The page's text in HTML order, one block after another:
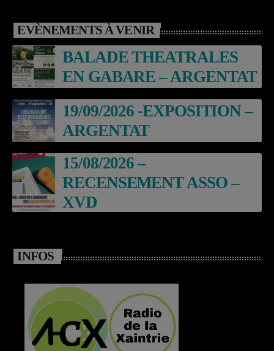
EVÈNEMENTS À VENIR
BALADE THEATRALES
EN GABARE – ARGENTAT
19/09/2026 -EXPOSITION –
ARGENTAT
15/08/2026 –
RECENSEMENT ASSO –
XVD
INFOS